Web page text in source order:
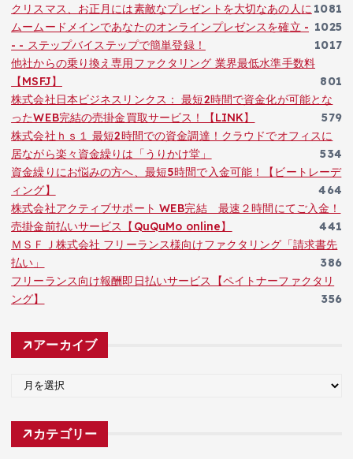
1081
クリスマス、お正月には素敵なプレゼントを大切なあの人に
1025
ムームードメインであなたのオンラインプレゼンスを確立 -
- - ステップバイステップで簡単登録！
1017
他社からの乗り換え専用ファクタリング 業界最低水準手数料
【MSFJ】
801
株式会社日本ビジネスリンクス： 最短2時間で資金化が可能とな
ったWEB完結の売掛金買取サービス！【LINK】
579
株式会社ｈｓ１ 最短2時間での資金調達！クラウドでオフィスに
居ながら楽々資金繰りは「うりかけ堂」
534
資金繰りにお悩みの方へ、最短5時間で入金可能！【ビートレーデ
ィング】
464
株式会社アクティブサポート WEB完結 最速２時間にてご入金！
売掛金前払いサービス【QuQuMo online】
441
ＭＳＦＪ株式会社 フリーランス様向けファクタリング「請求書先
払い」
386
フリーランス向け報酬即日払いサービス【ペイトナーファクタリ
ング】
356
アーカイブ
カ
カテゴリー